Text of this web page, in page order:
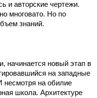
и авторские чертежи.
многовато. Но по
знаний.
новый этап в
на западные
несмотря на обилие
школа. Архитектуре